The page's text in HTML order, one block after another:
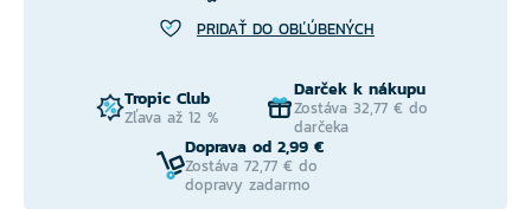
PRIDAŤ DO OBĽÚBENÝCH
Tropic Club
Zľava až 12 %
Darček k nákupu
Zostáva 32,77 € do
darčeka
Doprava od 2,99 €
Zostáva 72,77 € do
dopravy zadarmo